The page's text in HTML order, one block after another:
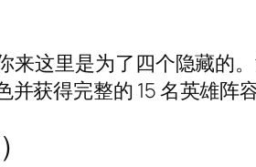
来这里是为了四个隐藏
获得完整的 15 名英雄阵容